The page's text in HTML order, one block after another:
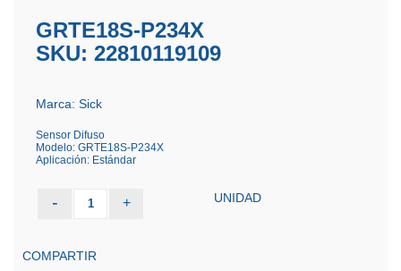
GRTE18S-P234X
SKU: 22810119109
Marca: Sick
Sensor Difuso
Modelo: GRTE18S-P234X
Aplicación: Estándar
- 1 + UNIDAD
COMPARTIR